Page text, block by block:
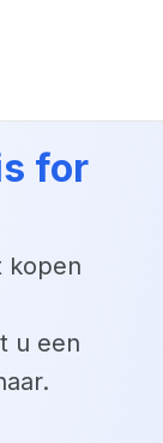
for
kopen
u een